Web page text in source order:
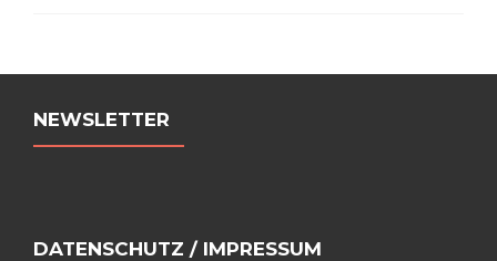
Navigation
NEWSLETTER
DATENSCHUTZ / IMPRESSUM